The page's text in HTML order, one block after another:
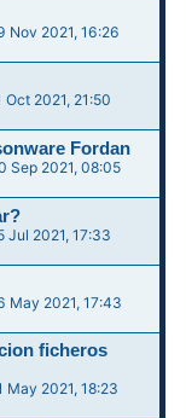
Nov 2021, 16:26
Oct 2021, 21:50
Fordan
Sep 2021, 08:05
Jul 2021, 17:33
May 2021, 17:43
ficheros
May 2021, 18:23